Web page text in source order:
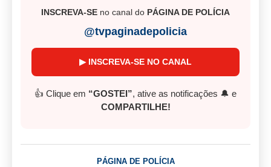
INSCREVA-SE no canal do PÁGINA DE POLÍCIA
@tvpaginadepolicia
▶ INSCREVA-SE NO CANAL
👍 Clique em “GOSTEI”, ative as notificações 🔔 e
COMPARTILHE!
PÁGINA DE POLÍCIA